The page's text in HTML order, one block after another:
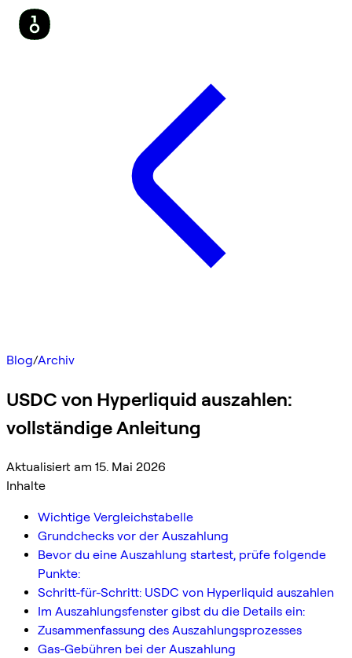
Blog/Archiv
USDC von Hyperliquid auszahlen:
vollständige Anleitung
Aktualisiert am 15. Mai 2026
Inhalte
Wichtige Vergleichstabelle
Grundchecks vor der Auszahlung
Bevor du eine Auszahlung startest, prüfe folgende
Punkte:
Schritt-für-Schritt: USDC von Hyperliquid auszahlen
Im Auszahlungsfenster gibst du die Details ein:
Zusammenfassung des Auszahlungsprozesses
Gas-Gebühren bei der Auszahlung